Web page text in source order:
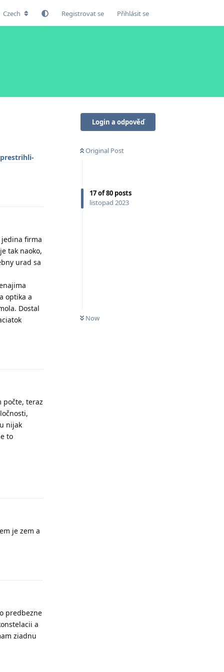
Czech Registrovat se Přihlásit se
Login a odpověď
Original Post
17of80 posts
listopad 2023
Now
jedina firma
tak naoko,
urad sa
optika a
Dostal
počte, teraz
nijak
to
je zem a
predbezne
a
ziadnu